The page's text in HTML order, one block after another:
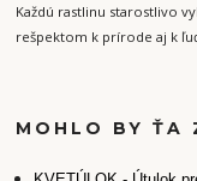
Každú rastlinu starostlivo
rešpektom k prírode aj k
MOHLO BY ŤA